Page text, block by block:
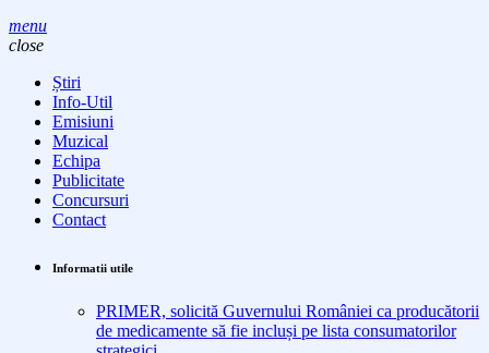
menu
close
Știri
Info-Util
Emisiuni
Muzical
Echipa
Publicitate
Concursuri
Contact
Informatii utile
PRIMER, solicită Guvernului României ca producătorii
de medicamente să fie incluși pe lista consumatorilor